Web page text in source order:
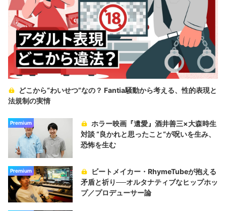
どこから“わいせつ”なの？ Fantia騒動から考える、性的表現と
法規制の実情
Premium
ホラー映画『遺愛』酒井善三×大森時生
対談 “良かれと思ったこと“が呪いを生み、
恐怖を生む
Premium
ビートメイカー・RhymeTubeが抱える
矛盾と祈り──オルタナティブなヒップホッ
プ／プロデューサー論